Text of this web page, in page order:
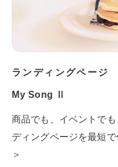
ランディングページ
My Song Ⅱ
商品でも、イベントで
ディングページを最短
＞